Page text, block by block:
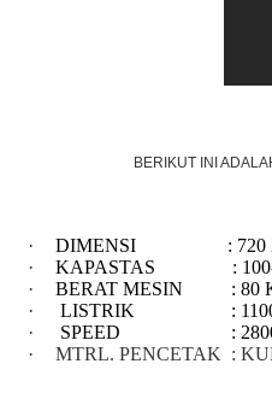
BERIKUT INI
· DIMENSI
:
·
KAPASTAS :
·
BERAT MESIN
: 80
·
LISTRIK
:
·
SPEED
:
·
MTRL. PENCETAK :